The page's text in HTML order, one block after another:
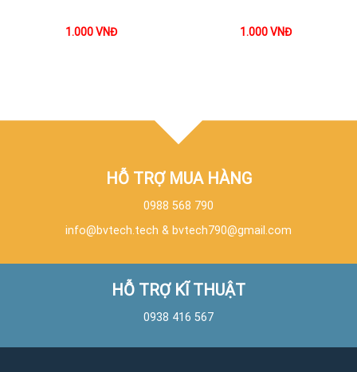
1.000VNĐ 1.000VNĐ
HỖ TRỢ MUA HÀNG
0988 568 790
info@bvtech.tech & bvtech790@gmail.com
HỖ TRỢ KĨ THUẬT
0938 416 567